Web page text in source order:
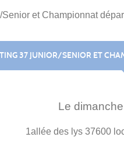
et Championnat
37 JUNIOR/SENIOR ET
Le dimanche
1allée des lys 37600